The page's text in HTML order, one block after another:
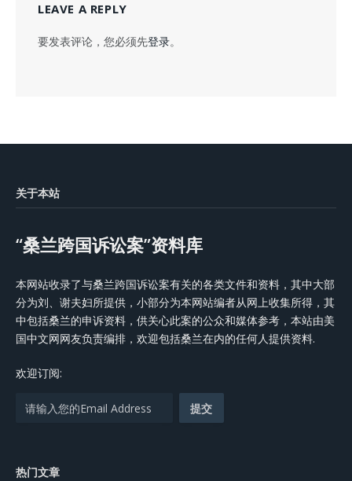
LEAVE A REPLY
要发表评论，您必须先登录。
关于本站
“桑兰跨国诉讼案”资料库
本网站收录了与桑兰跨国诉讼案有关的各类文件和资料，其中大部
分为刘、谢夫妇所提供，小部分为本网站编者从网上收集所得，其
中包括桑兰的申诉资料，供关心此案的公众和媒体参考，本站由美
国中文网网友负责编排，欢迎包括桑兰在内的任何人提供资料.
欢迎订阅:
热门文章